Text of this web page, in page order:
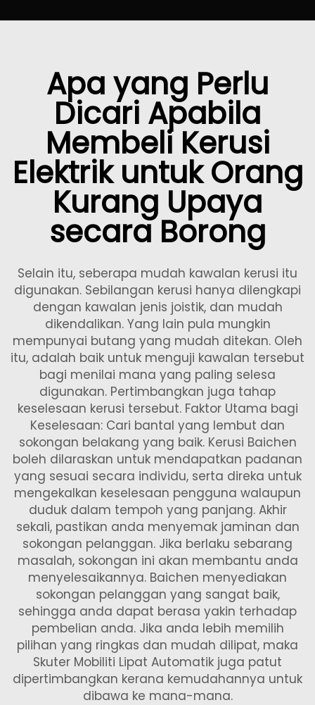
Apa yang Perlu
Dicari Apabila
Membeli Kerusi
Elektrik untuk Orang
Kurang Upaya
secara Borong
Selain itu, seberapa mudah kawalan kerusi itu
digunakan. Sebilangan kerusi hanya dilengkapi
dengan kawalan jenis joistik, dan mudah
dikendalikan. Yang lain pula mungkin
mempunyai butang yang mudah ditekan. Oleh
itu, adalah baik untuk menguji kawalan tersebut
bagi menilai mana yang paling selesa
digunakan. Pertimbangkan juga tahap
keselesaan kerusi tersebut. Faktor Utama bagi
Keselesaan: Cari bantal yang lembut dan
sokongan belakang yang baik. Kerusi Baichen
boleh dilaraskan untuk mendapatkan padanan
yang sesuai secara individu, serta direka untuk
mengekalkan keselesaan pengguna walaupun
duduk dalam tempoh yang panjang. Akhir
sekali, pastikan anda menyemak jaminan dan
sokongan pelanggan. Jika berlaku sebarang
masalah, sokongan ini akan membantu anda
menyelesaikannya. Baichen menyediakan
sokongan pelanggan yang sangat baik,
sehingga anda dapat berasa yakin terhadap
pembelian anda. Jika anda lebih memilih
pilihan yang ringkas dan mudah dilipat, maka
Skuter Mobiliti Lipat Automatik juga patut
dipertimbangkan kerana kemudahannya untuk
dibawa ke mana-mana.